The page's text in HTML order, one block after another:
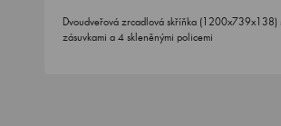
Dvoudveřová zrcadlová skříňka (1200x739x138)
zásuvkami a 4 skleněnými policemi